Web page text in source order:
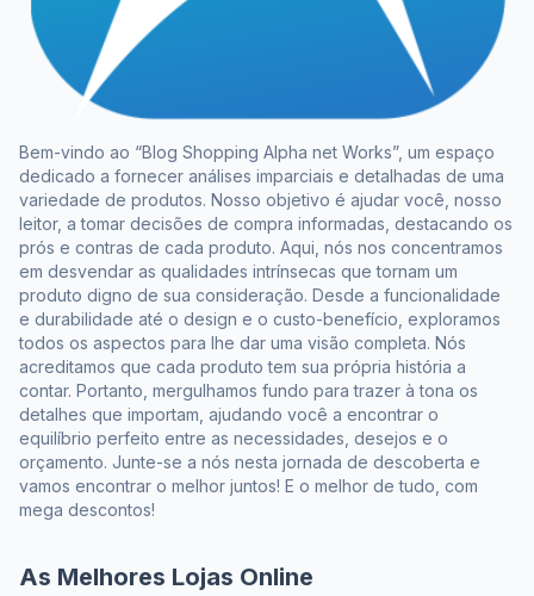
Bem-vindo ao “Blog Shopping Alpha net Works”, um espaço
dedicado a fornecer análises imparciais e detalhadas de uma
variedade de produtos. Nosso objetivo é ajudar você, nosso
leitor, a tomar decisões de compra informadas, destacando os
prós e contras de cada produto. Aqui, nós nos concentramos
em desvendar as qualidades intrínsecas que tornam um
produto digno de sua consideração. Desde a funcionalidade
e durabilidade até o design e o custo-benefício, exploramos
todos os aspectos para lhe dar uma visão completa. Nós
acreditamos que cada produto tem sua própria história a
contar. Portanto, mergulhamos fundo para trazer à tona os
detalhes que importam, ajudando você a encontrar o
equilíbrio perfeito entre as necessidades, desejos e o
orçamento. Junte-se a nós nesta jornada de descoberta e
vamos encontrar o melhor juntos! E o melhor de tudo, com
mega descontos!
As Melhores Lojas Online